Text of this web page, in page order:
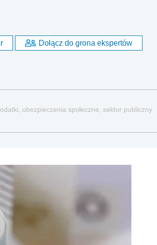
Dołącz do grona ekspertów
ubezpieczenia społeczne, sektor publiczny